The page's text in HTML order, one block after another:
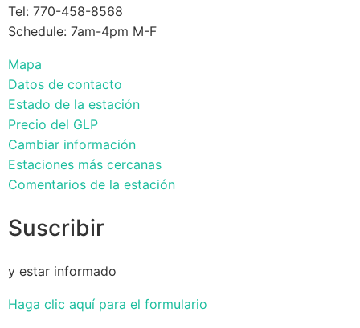
Tel: 770-458-8568
Schedule: 7am-4pm M-F
Mapa
Datos de contacto
Estado de la estación
Precio del GLP
Cambiar información
Estaciones más cercanas
Comentarios de la estación
Suscribir
y estar informado
Haga clic aquí para el formulario